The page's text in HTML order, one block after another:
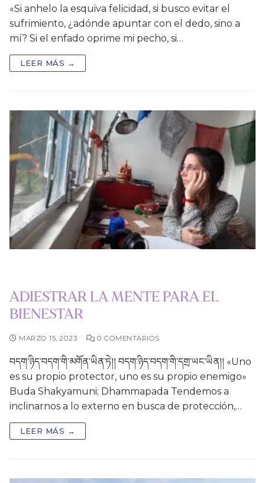
«Si anhelo la esquiva felicidad, si busco evitar el
sufrimiento, ¿adónde apuntar con el dedo, sino a
mí? Si el enfado oprime mi pecho, si…
LEER MÁS →
ADIESTRAR LA MENTE PARA EL
BIENESTAR
MARZO 15, 2023 0 COMENTARIOS
བདག་ཉིད་བདག་གི་མགོན་ཡིན་ཏེ།། བདག་ཉིད་བདག་གི་དགྲ་ཡང་ཡིན།། «Uno
es su propio protector, uno es su propio enemigo»
Buda Shakyamuni; Dhammapada Tendemos a
inclinarnos a lo externo en busca de protección,…
LEER MÁS →